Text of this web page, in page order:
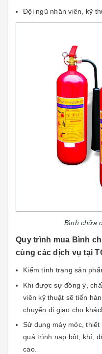
Đội ngũ nhân viên, kỹ
Bình chữa
Quy trình mua Bình
cùng các dịch vụ tại
Kiểm tình trạng sản
Khi được sự đồng ý,
viên kỹ thuật sẽ tiến
chuyển đi giao cho
Sử dụng máy móc,
quá trình nạp bôt, khí,
cao.